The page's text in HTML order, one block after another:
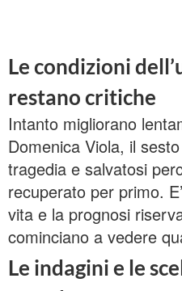
Le condizioni
restano critiche
Intanto migliorano
Domenica Viola, il
tragedia e salvatosi
recuperato per primo.
vita e la prognosi
cominciano a vedere
Le indagini e le